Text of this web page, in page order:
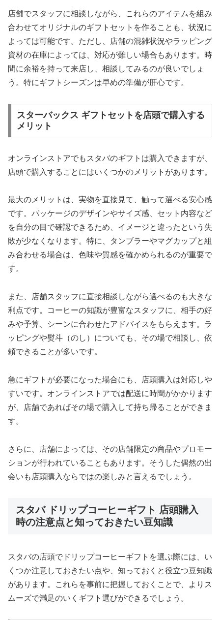
店舗でスタッフに相談しながら、これらのアイテムを組み
合わせてオリジナルのギフトセットを作ることも、状況に
よっては可能です。ただし、店舗の混雑状況やラッピング
資材の在庫によっては、対応が難しい場合もあります。時
間に余裕を持って来店し、相談してみるのが良いでしょ
う。特にギフトシーズンは早めの準備が肝心です。
スターバックス ギフトセットを店頭で購入する
メリット
オンラインストアでもスタバのギフトは購入できますが、
店頭で購入することにはいくつかのメリットがあります。
最大のメリットは、実物を直接見て、触って選べる安心感
です。パッケージのデザインやサイズ感、セット内容など
を自分の目で確認できるため、イメージと違ったという失
敗が少なくなります。特に、タンブラーやマグカップと組
み合わせる場合は、色味や質感を確かめられるのが重要で
す。
また、店舗スタッフに直接相談しながら選べるのも大きな
利点です。コーヒーの知識が豊富なスタッフに、相手の好
みや予算、シーンに合わせたアドバイスをもらえます。ラ
ッピングや熨斗（のし）についても、その場で相談し、依
頼できることが多いです。
急にギフトが必要になった場合にも、店頭購入は対応しや
すいです。オンラインストアでは配送に時間がかかります
が、店舗であればその場で購入して持ち帰ることができま
す。
さらに、店舗によっては、その店舗限定の商品やプロモー
ションが行われていることもあります。そうした偶然の出
会いも店頭購入ならではの楽しみと言えるでしょう。
スタバ ドリップコーヒーギフト 店頭購入
時の注意点と知っておきたい豆知識
スタバの店頭でドリップコーヒーギフトを選ぶ際には、い
くつか注意しておきたい点や、知っておくと役立つ豆知識
があります。これらを事前に把握しておくことで、よりス
ムーズで満足のいくギフト選びができるでしょう。